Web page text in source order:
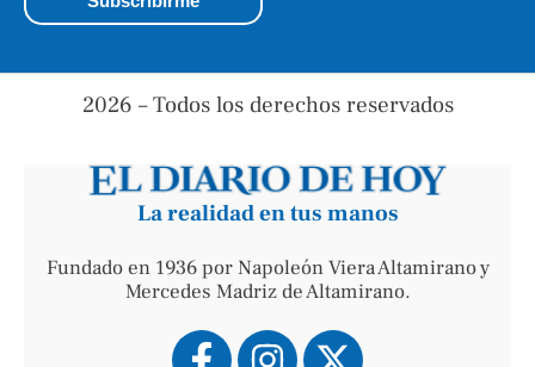
2026 – Todos los derechos reservados
La realidad en tus manos
Fundado en 1936 por Napoleón Viera Altamirano y
Mercedes Madriz de Altamirano.